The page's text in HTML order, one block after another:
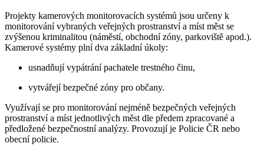
Projekty kamerových monitorovacích systémů jsou určeny k
monitorování vybraných veřejných prostranství a míst měst se
zvýšenou kriminalitou (náměstí, obchodní zóny, parkoviště apod.).
Kamerové systémy plní dva základní úkoly:
usnadňují vypátrání pachatele trestného činu,
vytvářejí bezpečné zóny pro občany.
Využívají se pro monitorování nejméně bezpečných veřejných
prostranství a míst jednotlivých měst dle předem zpracované a
předložené bezpečnostní analýzy. Provozují je Policie ČR nebo
obecní policie.